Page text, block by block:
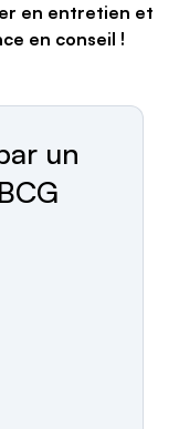
en entretien et
en conseil !
un